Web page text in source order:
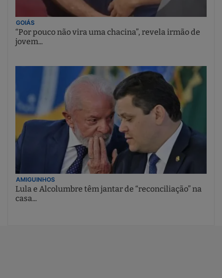
GOIÁS
“Por pouco não vira uma chacina”, revela irmão de
jovem...
AMIGUINHOS
Lula e Alcolumbre têm jantar de “reconciliação” na
casa...